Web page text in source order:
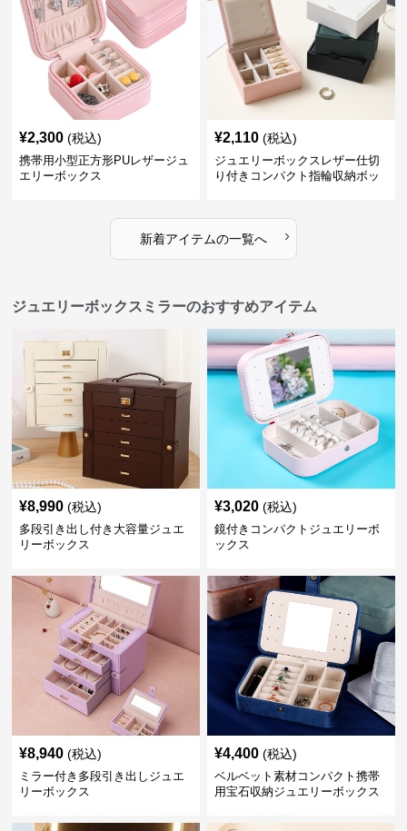
¥2,300 (税込)
携帯用小型正方形PUレザージュ
エリーボックス
¥2,110 (税込)
ジュエリーボックスレザー仕切
り付きコンパクト指輪収納ボッ
新着アイテムの一覧へ ›
ジュエリーボックスミラーのおすすめアイテム
¥8,990 (税込)
多段引き出し付き大容量ジュエ
リーボックス
¥3,020 (税込)
鏡付きコンパクトジュエリーボ
ックス
¥8,940 (税込)
ミラー付き多段引き出しジュエ
リーボックス
¥4,400 (税込)
ベルベット素材コンパクト携帯
用宝石収納ジュエリーボックス